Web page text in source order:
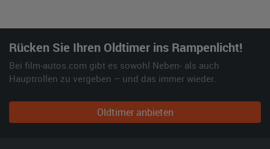
Rücken Sie Ihren Oldtimer ins Rampenlicht!
Bei film-autos.com gibt es sowohl Neben- als auch
Hauptrollen zu vergeben – und das immer wieder.
Oldtimer anbieten